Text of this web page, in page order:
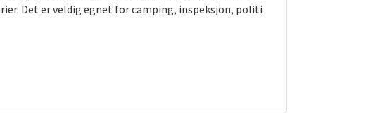
Det er veldig egnet for camping, inspeksjon, politi